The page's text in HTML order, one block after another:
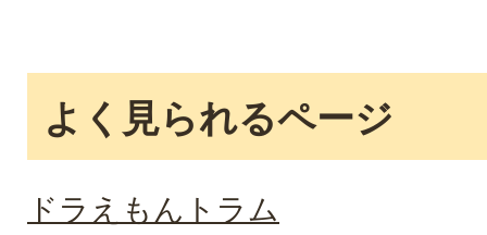
よく見られるページ
ドラえもんトラム